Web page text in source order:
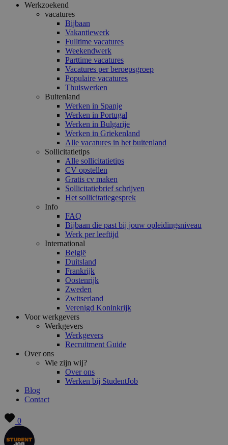
Werkzoekend
vacatures
Bijbaan
Vakantiewerk
Fulltime vacatures
Weekendwerk
Parttime vacatures
Vacatures per beroepsgroep
Populaire vacatures
Thuiswerken
Buitenland
Werken in Spanje
Werken in Portugal
Werken in Bulgarije
Werken in Griekenland
Alle vacatures in het buitenland
Sollicitatietips
Alle sollicitatietips
CV opstellen
Gratis cv maken
Sollicitatiebrief schrijven
Het sollicitatiegesprek
Info
FAQ
Bijbaan die past bij jouw opleidingsniveau
Werk per leeftijd
International
België
Duitsland
Frankrijk
Oostenrijk
Zweden
Zwitserland
Verenigd Koninkrijk
Voor werkgevers
Werkgevers
Werkgevers
Recruitment Guide
Over ons
Wie zijn wij?
Over ons
Werken bij StudentJob
Blog
Contact
0